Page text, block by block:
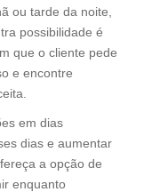
ou tarde da noite,
possibilidade é
que o cliente pede
e encontre
em dias
dias e aumentar
a opção de
enquanto